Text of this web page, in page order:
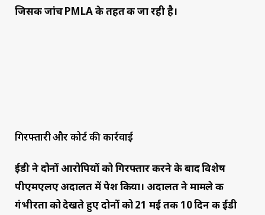
जिसकी जांच PMLA के तहत की जा रही है।
गिरफ्तारी और कोर्ट की कार्रवाई
ईडी ने दोनों आरोपियों को गिरफ्तार करने के बाद विशेष
पीएमएलए अदालत में पेश किया। अदालत ने मामले की
गंभीरता को देखते हुए दोनों को 21 मई तक 10 दिन की ईडी